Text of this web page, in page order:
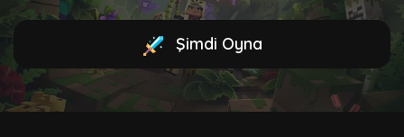
Şimdi Oyna